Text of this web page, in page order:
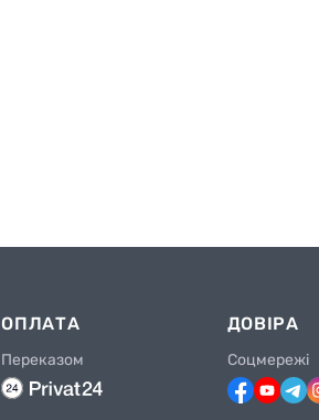
ОПЛАТА
Переказом
ДОВІРА
Соцмережі